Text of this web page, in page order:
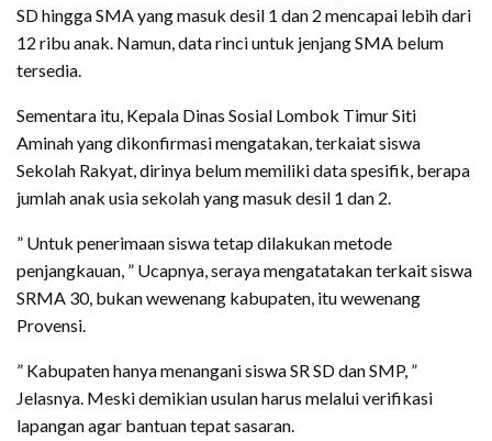
SD hingga SMA yang masuk desil 1 dan 2 mencapai lebih dari
12 ribu anak. Namun, data rinci untuk jenjang SMA belum
tersedia.
Sementara itu, Kepala Dinas Sosial Lombok Timur Siti
Aminah yang dikonfirmasi mengatakan, terkaiat siswa
Sekolah Rakyat, dirinya belum memiliki data spesifik, berapa
jumlah anak usia sekolah yang masuk desil 1 dan 2.
” Untuk penerimaan siswa tetap dilakukan metode
penjangkauan, ” Ucapnya, seraya mengatatakan terkait siswa
SRMA 30, bukan wewenang kabupaten, itu wewenang
Provensi.
” Kabupaten hanya menangani siswa SR SD dan SMP, ”
Jelasnya. Meski demikian usulan harus melalui verifikasi
lapangan agar bantuan tepat sasaran.